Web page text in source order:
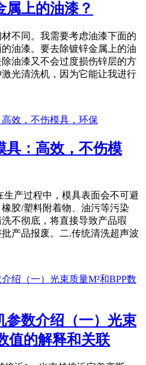
属上的油漆？
不同。我需要考虑油漆下面的
油漆。要去除镀锌金属上的油
油漆又不会过度损伤锌层的方
光清洗机，因为它能让我进行
具：高效，不伤模
生产过程中，模具表面会不可避
胶/塑料附着物、油污等污染
不彻底，将直接导致产品瑕
产品报废。二.传统清洗超声波
参数介绍（一）光束
值的解释和关联